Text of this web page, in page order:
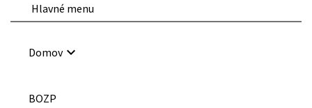
Hlavné menu
Domovkeyboard_arrow_down
BOZP